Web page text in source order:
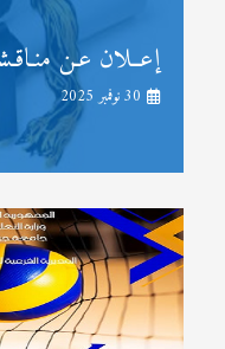
إعــلان عـن
30 نوفمبر 2025